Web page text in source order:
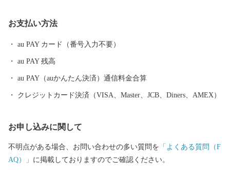
お支払い方法
au PAY カード（番号入力不要）
au PAY 残高
au PAY（auかんたん決済）通信料金合算
クレジットカード決済（VISA、Master、JCB、Diners、AMEX）
お申し込みに関して
不明点がある場合、お問い合わせの多い質問を 「よくある質問（F
AQ）」 に掲載しておりますのでご確認ください。